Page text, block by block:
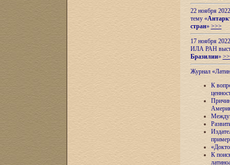
22 ноября
тему «
стран» >>>
17 ноября
ИЛА РАН
Бразилии»
Журнал
К
К